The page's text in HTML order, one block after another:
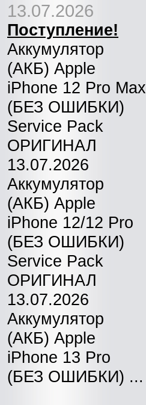
13.07.2026
Поступление!
Аккумулятор
(АКБ) Apple
iPhone 12 Pro Max
(БЕЗ ОШИБКИ)
Service Pack
ОРИГИНАЛ
13.07.2026
Аккумулятор
(АКБ) Apple
iPhone 12/12 Pro
(БЕЗ ОШИБКИ)
Service Pack
ОРИГИНАЛ
13.07.2026
Аккумулятор
(АКБ) Apple
iPhone 13 Pro
(БЕЗ ОШИБКИ) ...